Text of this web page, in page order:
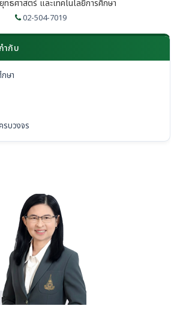
ธศาสตร์ และเทคโนโลยีการศึกษา
02-504-7019
ำกับ
ษา
บวงจร